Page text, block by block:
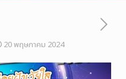
20 พฤษภาคม 2024